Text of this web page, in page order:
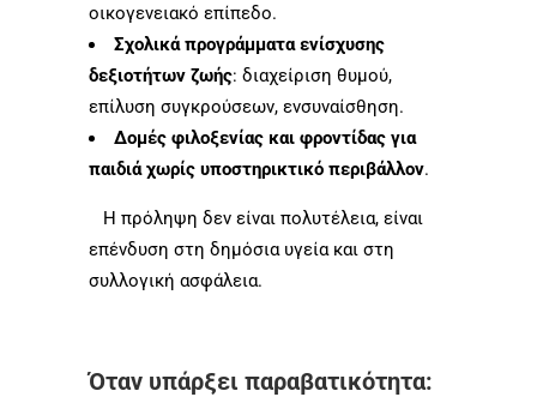
οικογενειακό επίπεδο.
Σχολικά προγράμματα ενίσχυσης
δεξιοτήτων ζωής: διαχείριση θυμού,
επίλυση συγκρούσεων, ενσυναίσθηση.
Δομές φιλοξενίας και φροντίδας για
παιδιά χωρίς υποστηρικτικό περιβάλλον.
Η πρόληψη δεν είναι πολυτέλεια, είναι
επένδυση στη δημόσια υγεία και στη
συλλογική ασφάλεια.
Όταν υπάρξει παραβατικότητα: